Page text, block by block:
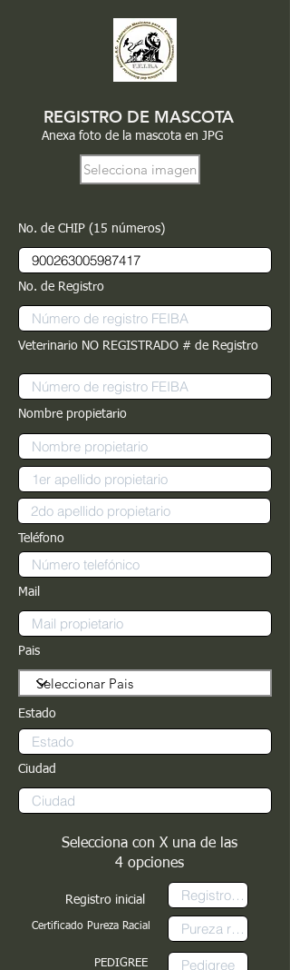
REGISTRO DE MASCOTA
Anexa foto de la mascota en JPG
Selecciona imagen
No. de CHIP (15 números)
No. de Registro
Veterinario NO REGISTRADO # de Registro
Nombre propietario
Teléfono
Mail
Pais
Estado
Ciudad
Registro inicial
Certificado Pureza Racial
PEDIGREE
Selecciona con X una de las
4 opciones